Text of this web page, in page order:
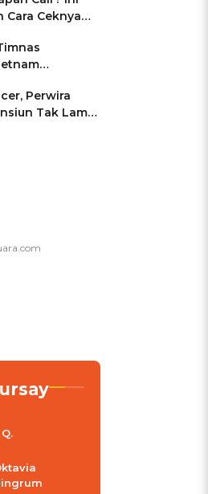
Ceknya
di Pakansari
Perwira
Tak Lama